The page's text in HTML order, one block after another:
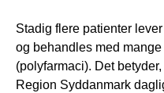
Stadig flere patienter
og behandles med
(polyfarmaci). Det
Region Syddanmark